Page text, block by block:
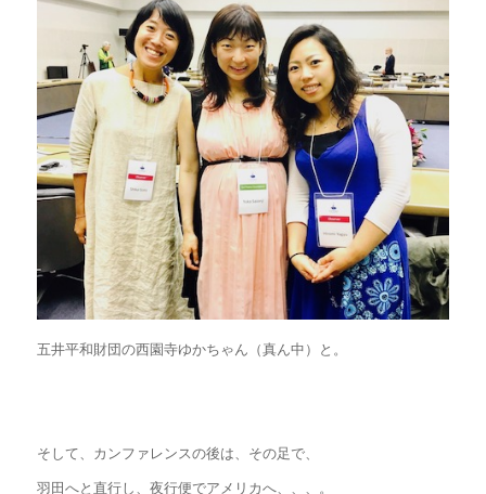
五井平和財団の西園寺ゆかちゃん（真ん中）と。
そして、カンファレンスの後は、その足で、
羽田へと直行し、夜行便でアメリカへ、、、。